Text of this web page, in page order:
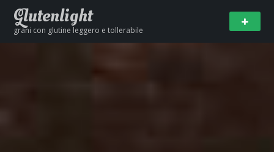
Glutenlight
grani con glutine leggero e tollerabile